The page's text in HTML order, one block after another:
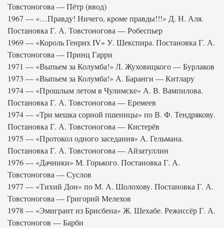
Товстоногова — Пётр (ввод)
1967 — «…Правду! Ничего, кроме правды!!!» Д. Н. Аля.
Постановка Г. А. Товстоногова — Робеспьер
1969 — «Король Генрих IV» У. Шекспира. Постановка Г. А.
Товстоногова — Принц Гарри
1971 — «Выпьем за Колумба!» Л. Жуховицкого — Бурлаков
1973 — «Выпьем за Колумба!» А. Баранги — Китлару
1974 — «Прошлым летом в Чулимске» А. В. Вампилова.
Постановка Г. А. Товстоногова — Еремеев
1974 — «Три мешка сорной пшеницы» по В. Ф. Тендрякову.
Постановка Г. А. Товстоногова — Кистерёв
1975 — «Протокол одного заседания» А. Гельмана.
Постановка Г. А. Товстоногова — Айзатуллин
1976 — «Дачники» М. Горького. Постановка Г. А.
Товстоногова — Суслов
1977 — «Тихий Дон» по М. А. Шолохову. Постановка Г. А.
Товстоногова — Григорий Мелехов
1978 — «Эмигрант из Брисбена» Ж. Шехабе. Режиссёр Г. А.
Товстоногов — Барби